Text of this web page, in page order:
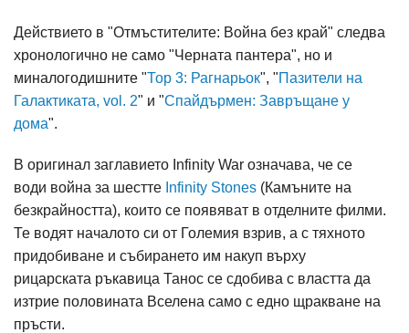
Действието в "Отмъстителите: Война без край" следва
хронологично не само "Черната пантера", но и
миналогодишните "Тор 3: Рагнарьок", "Пазители на
Галактиката, vol. 2" и "Спайдърмен: Завръщане у
дома".
В оригинал заглавието Infinity War означава, че се
води война за шестте Infinity Stones (Камъните на
безкрайността), които се появяват в отделните филми.
Те водят началото си от Големия взрив, а с тяхното
придобиване и събирането им накуп върху
рицарската ръкавица Танос се сдобива с властта да
изтрие половината Вселена само с едно щракване на
пръсти.